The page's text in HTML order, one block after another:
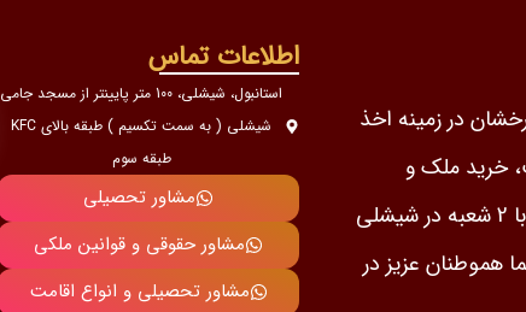
سابقه درخشان در زمینه اخذ
خرید ملک و
همچنین مشاوره امور سرمایه گذاری با 2 شعبه در شیشلی
هموطنان عزیز در
اطلاعات تماس
استانبول، شیشلی، 100 متر پایینتر از مسجد جامی
شیشلی ( به سمت تکسیم ) طبقه بالای KFC
طبقه سوم
مشاور تحصیلی
مشاور حقوقی و قوانین ملکی
مشاور تحصیلی و انواع اقامت